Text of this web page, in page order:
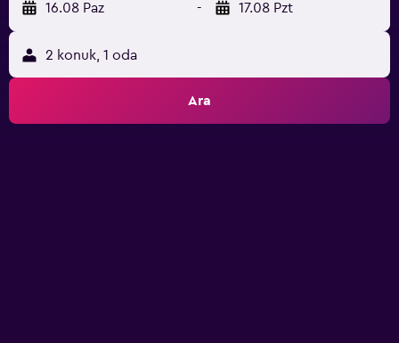
16.08 Paz - 17.08 Pzt
2 konuk, 1 oda
Ara